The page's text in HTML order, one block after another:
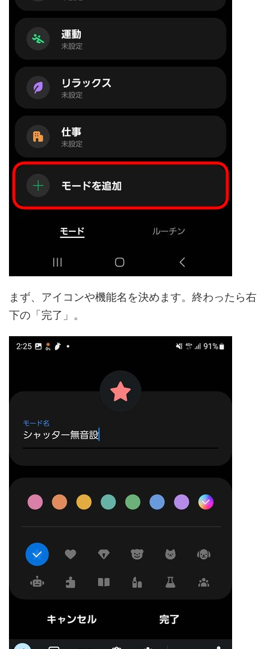
まず、アイコンや機能名を決めます。終わったら右
下の「完了」。